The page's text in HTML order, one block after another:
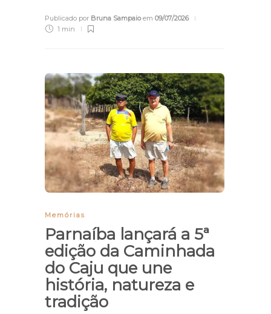
Publicado por Bruna Sampaioem 09/07/2026
1 min
Memórias
Parnaíba lançará a 5ª
edição da Caminhada
do Caju que une
história, natureza e
tradição